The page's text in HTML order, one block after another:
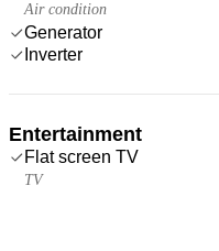
Air condition
Generator
Inverter
Entertainment
Flat screen TV
TV